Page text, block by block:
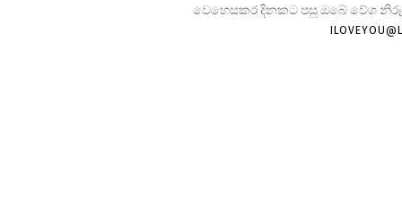
වෙහෙසකර දිනකට පසු ඔබේ වේශ